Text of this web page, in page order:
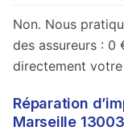
Non. Nous
des assureurs : 0
directement votre
Réparation
Marseille